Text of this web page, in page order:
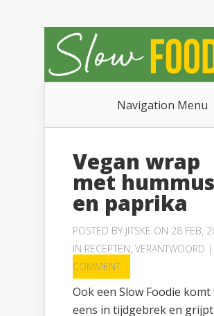
Navigation Menu
Vegan wrap
met hummus
en paprika
POSTED BY JITSKE ON 28 FEB,
IN RECEPTEN, VERANTWOORD |
COMMENT
Ook een Slow Foodie komt
eens in tijdgebrek en grijpt